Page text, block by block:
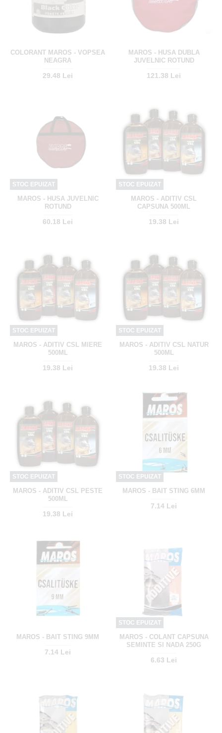
COLORANT MAROS - VOPSEA
NEAGRA
29.48 Lei
MAROS - HUSA DUBLA
JUVELNIC ROTUND
121.38 Lei
STOC EPUIZAT
MAROS - HUSA JUVELNIC
ROTUND
60.18 Lei
STOC EPUIZAT
MAROS - ADITIV CSL
CAPSUNA 500ML
19.38 Lei
STOC EPUIZAT
MAROS - ADITIV CSL MIERE
500ML
19.38 Lei
STOC EPUIZAT
MAROS - ADITIV CSL NATUR
500ML
19.38 Lei
STOC EPUIZAT
MAROS - ADITIV CSL PESTE
500ML
19.38 Lei
STOC EPUIZAT
MAROS - BAIT STING 6MM
7.14 Lei
MAROS - BAIT STING 9MM
7.14 Lei
STOC EPUIZAT
MAROS - COLANT CAPSUNA
SEMINTE SI NADA 250G
6.63 Lei